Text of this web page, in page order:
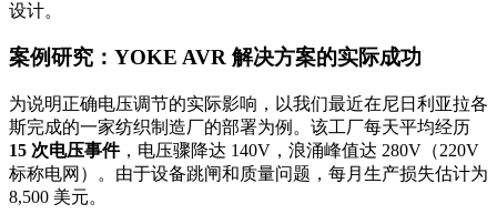
设计。
案例研究：YOKE AVR 解决方案的实际成功
为说明正确电压调节的实际影响，以我们最近在尼日利亚拉各
斯完成的一家纺织制造厂的部署为例。该工厂每天平均经历
15 次电压事件，电压骤降达 140V，浪涌峰值达 280V（220V
标称电网）。由于设备跳闸和质量问题，每月生产损失估计为
8,500 美元。